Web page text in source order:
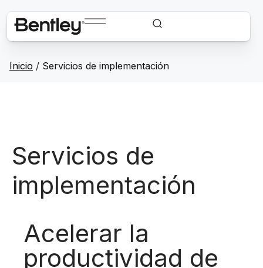
Inicio / Servicios de implementación
Servicios de
implementación
Acelerar la
productividad de